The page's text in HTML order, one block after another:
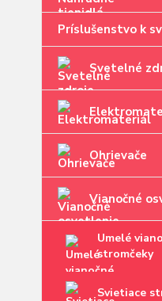
Príslušenstvo k
Svetelné
Ohrievače
Vianočné
Umelé
stromčeky
Svietiace